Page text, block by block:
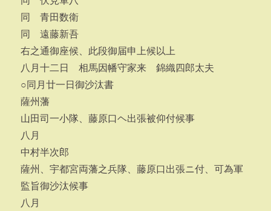
同 青田数衛
同 遠藤新吾
右之通御座候、此段御届申上候以上
八月十二日 相馬因幡守家来 錦織四郎太夫
○同月廿一日御沙汰書
薩州藩
山田司一小隊、藤原口ヘ出張被仰付候事
八月
中村半次郎
薩州、宇都宮両藩之兵隊、藤原口出張ニ付、可為軍
監旨御沙汰候事
八月